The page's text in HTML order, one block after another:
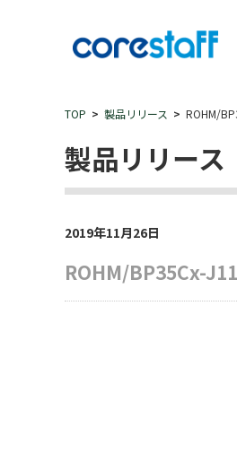
TOP 製品リリース ROHM/
製品リリース
2019年11月26日
ROHM/BP35Cx-